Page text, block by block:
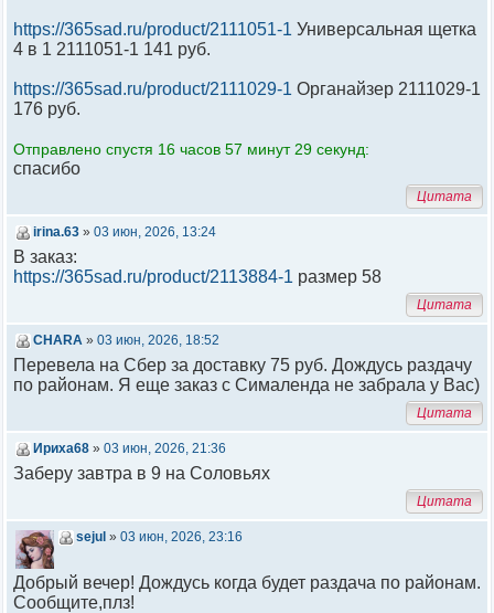
https://365sad.ru/product/2111051-1 Универсальная щетка
4 в 1 2111051-1 141 руб.
https://365sad.ru/product/2111029-1 Органайзер 2111029-1
176 руб.
Отправлено спустя 16 часов 57 минут 29 секунд:
спасибо
Цитата
irina.63 » 03 июн, 2026, 13:24
В заказ:
https://365sad.ru/product/2113884-1 размер 58
Цитата
CHARA » 03 июн, 2026, 18:52
Перевела на Сбер за доставку 75 руб. Дождусь раздачу
по районам. Я еще заказ с Сималенда не забрала у Вас)
Цитата
Ириха68 » 03 июн, 2026, 21:36
Заберу завтра в 9 на Соловьях
Цитата
sejul » 03 июн, 2026, 23:16
Добрый вечер! Дождусь когда будет раздача по районам.
Сообщите,плз!